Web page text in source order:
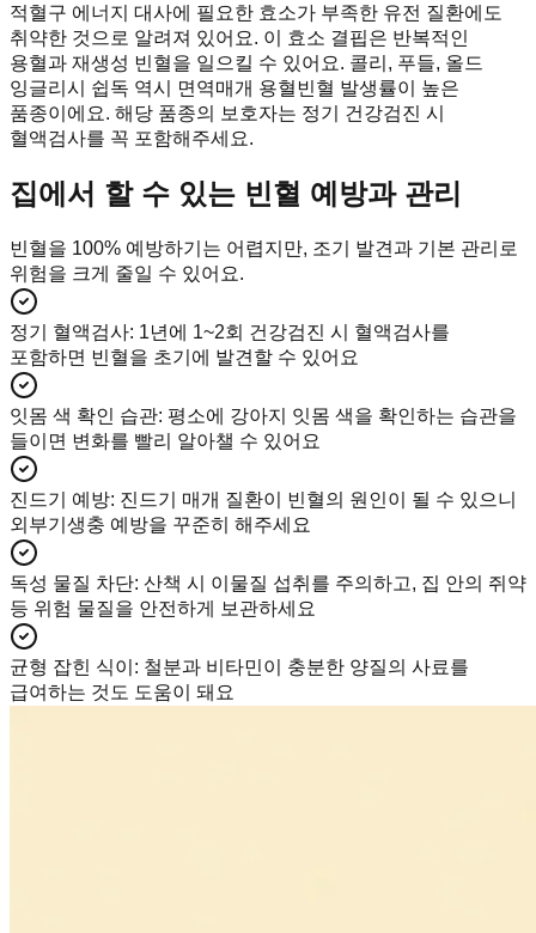
적혈구 에너지 대사에 필요한 효소가 부족한 유전 질환에도
취약한 것으로 알려져 있어요. 이 효소 결핍은 반복적인
용혈과 재생성 빈혈을 일으킬 수 있어요. 콜리, 푸들, 올드
잉글리시 쉽독 역시 면역매개 용혈빈혈 발생률이 높은
품종이에요. 해당 품종의 보호자는 정기 건강검진 시
혈액검사를 꼭 포함해주세요.
집에서 할 수 있는 빈혈 예방과 관리
빈혈을 100% 예방하기는 어렵지만, 조기 발견과 기본 관리로
위험을 크게 줄일 수 있어요.
정기 혈액검사: 1년에 1~2회 건강검진 시 혈액검사를
포함하면 빈혈을 초기에 발견할 수 있어요
잇몸 색 확인 습관: 평소에 강아지 잇몸 색을 확인하는 습관을
들이면 변화를 빨리 알아챌 수 있어요
진드기 예방: 진드기 매개 질환이 빈혈의 원인이 될 수 있으니
외부기생충 예방을 꾸준히 해주세요
독성 물질 차단: 산책 시 이물질 섭취를 주의하고, 집 안의 쥐약
등 위험 물질을 안전하게 보관하세요
균형 잡힌 식이 : 철분과 비타민이 충분한 양질의 사료를
급여하는 것도 도움이 돼요